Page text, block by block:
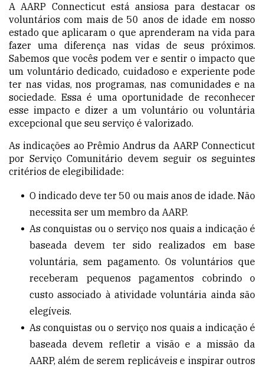
A AARP Connecticut está ansiosa para destacar os
voluntários com mais de 50 anos de idade em nosso
estado que aplicaram o que aprenderam na vida para
fazer uma diferença nas vidas de seus próximos.
Sabemos que vocês podem ver e sentir o impacto que
um voluntário dedicado, cuidadoso e experiente pode
ter nas vidas, nos programas, nas comunidades e na
sociedade. Essa é uma oportunidade de reconhecer
esse impacto e dizer a um voluntário ou voluntária
excepcional que seu serviço é valorizado.
As indicações ao Prêmio Andrus da AARP Connecticut
por Serviço Comunitário devem seguir os seguintes
critérios de elegibilidade:
O indicado deve ter 50 ou mais anos de idade. Não
necessita ser um membro da AARP.
As conquistas ou o serviço nos quais a indicação é
baseada devem ter sido realizados em base
voluntária, sem pagamento. Os voluntários que
receberam pequenos pagamentos cobrindo o
custo associado à atividade voluntária ainda são
elegíveis.
As conquistas ou o serviço nos quais a indicação é
baseada devem refletir a visão e a missão da
AARP, além de serem replicáveis e inspirar outros